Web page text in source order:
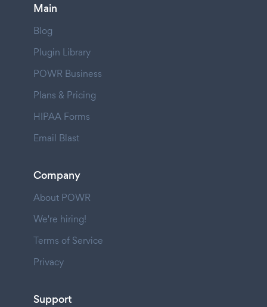
Main
Blog
Plugin Library
POWR Business
Plans & Pricing
HIPAA Forms
Email Blast
Company
About POWR
We're hiring!
Terms of Service
Privacy
Support